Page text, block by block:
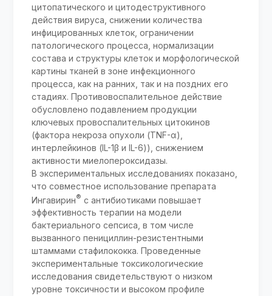
цитопатического и цитодеструктивного
действия вируса, снижении количества
инфицированных клеток, ограничении
патологического процесса, нормализации
состава и структуры клеток и морфологической
картины тканей в зоне инфекционного
процесса, как на ранних, так и на поздних его
стадиях. Противовоспалительное действие
обусловлено подавлением продукции
ключевых провоспалительных цитокинов
(фактора некроза опухоли (TNF-α),
интерлейкинов (IL-1β и IL-6)), снижением
активности миелопероксидазы.
В экспериментальных исследованиях показано,
что совместное использование препарата
Ингавирин® с антибиотиками повышает
эффективность терапии на модели
бактериального сепсиса, в том числе
вызванного пенициллин-резистентными
штаммами стафилококка. Проведенные
экспериментальные токсикологические
исследования свидетельствуют о низком
уровне токсичности и высоком профиле